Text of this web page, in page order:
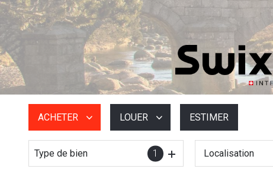
ACHETER
De l'ancien
LOUER
à l'année
ESTIMER
Type de bien 1 Localisation